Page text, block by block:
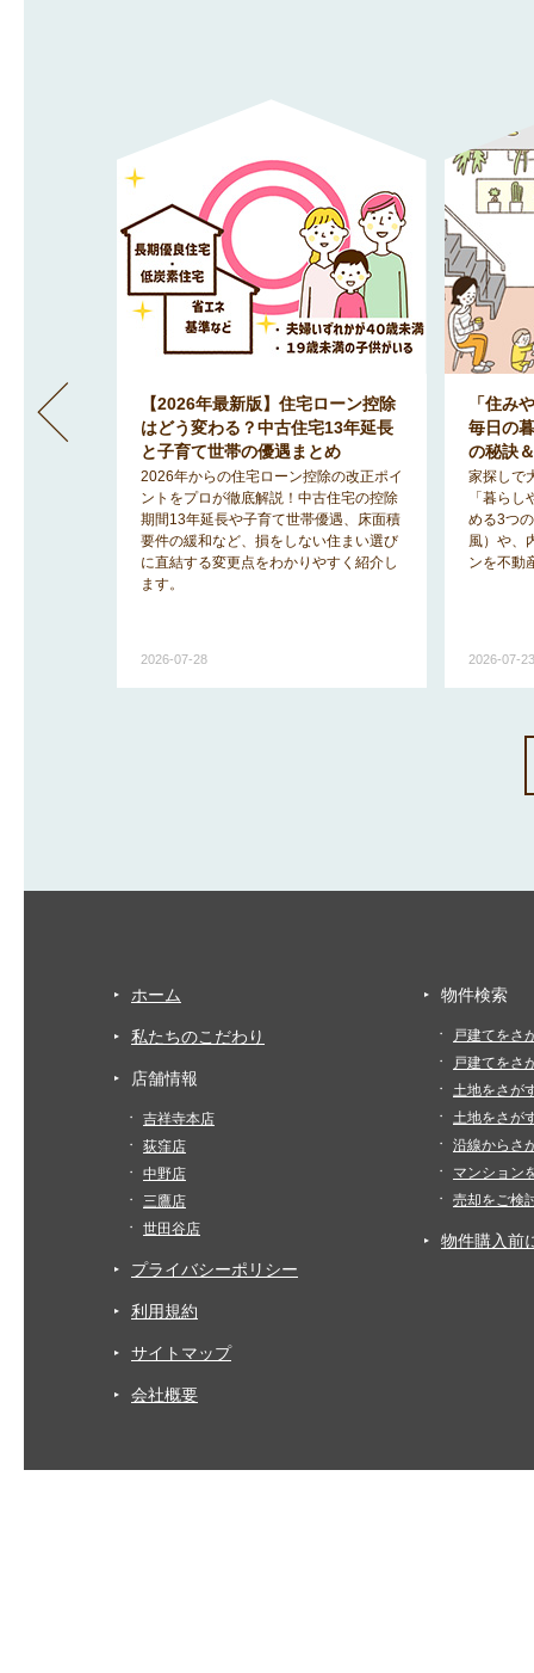
取りが
で明る
【2026年最新版】住宅ローン控除
はどう変わる？中古住宅13年延長
と子育て世帯の優遇まとめ
2026年からの住宅ローン控除の改正ポイ
ントをプロが徹底解説！中古住宅の控除
期間13年延長や子育て世帯優遇、床面積
要件の緩和など、損をしない住まい選び
に直結する変更点をわかりやすく紹介し
ます。
2026-07-28
「住み
毎日の
の秘訣
家探しで
「暮ら
める3つ
風）や、
ンを不動
2026-07-23
ホーム
私たちのこだわり
店舗情報
吉祥寺本店
荻窪店
中野店
三鷹店
世田谷店
プライバシーポリシー
利用規約
サイトマップ
会社概要
物件検索
戸建てをさ
戸建てをさ
土地をさが
土地をさが
沿線からさ
マンション
売却をご検
物件購入前